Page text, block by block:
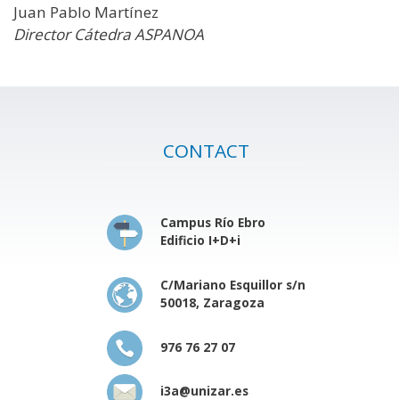
Juan Pablo Martínez
Director Cátedra ASPANOA
CONTACT
Campus Río Ebro
Edificio I+D+i
C/Mariano Esquillor s/n
50018, Zaragoza
976 76 27 07
i3a@unizar.es